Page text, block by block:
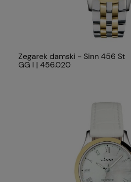
Zegarek damski - Sinn 456 St
GG I | 456.020